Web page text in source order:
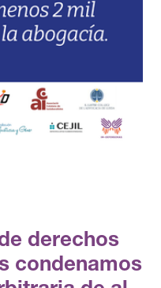
derechos
condenamos